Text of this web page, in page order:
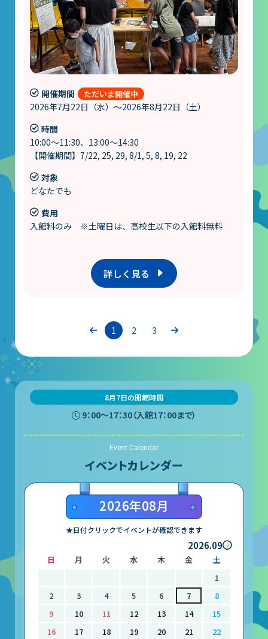
開催期間
2026年7月22日（水）～2026年8月22日（土）
時間
10:00～11:30、13:00～14:30
【開催期間】7/22, 25, 29, 8/1, 5, 8, 19, 22
対象
どなたでも
費用
入館料のみ ※土曜日は、高校生以下の入館料無料
詳しく見る
1 2 3
8月7日の開館時間
9：00〜17：30（入館17：00まで）
Event Calendar
イベントカレンダー
2026年08月
★日付クリックでイベントが確認できます
2026.09
日 月 火 水 木 金
土
1
2
3 4 5 6 7
8
9
10 11 12 13 14
15
16
17 18 19 20 21
22